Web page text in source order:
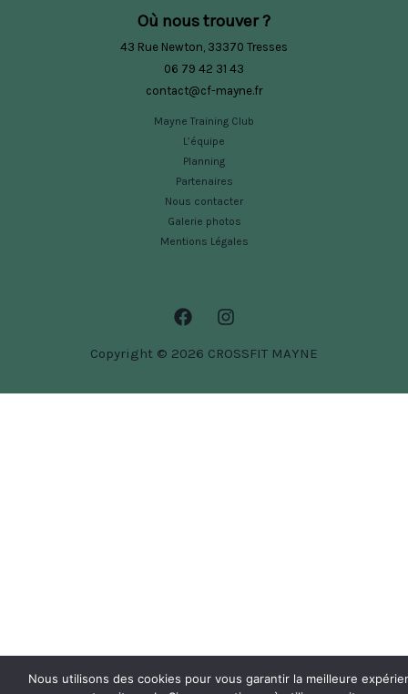
Où nous trouver ?
43 Rue Newton, 33370 Tresses
06 79 42 31 43
contact@cf-mayne.fr
Mayne Training Club
L’équipe
Planning
Partenaires
Nous contacter
Galerie photos
Mentions Légales
Copyright © 2026 CROSSFIT MAYNE
Nous utilisons des cookies pour vous garantir la meilleure